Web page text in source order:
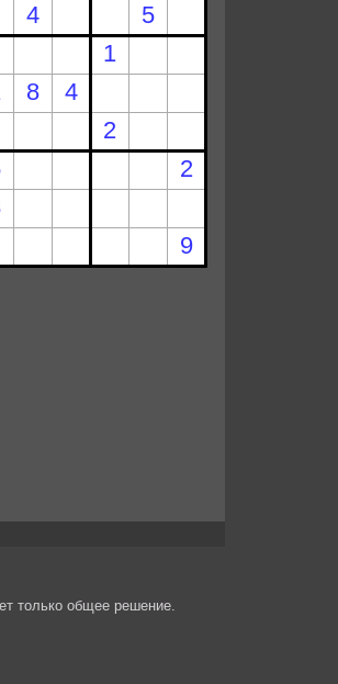
только общее решение.